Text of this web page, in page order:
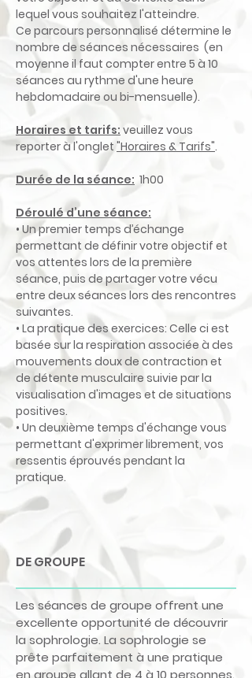
lequel vous souhaitez l'atteindre.
Ce parcours personnalisé détermine le
nombre de séances nécessaires (en
moyenne il faut compter entre 5 à 10
séances au rythme d'une heure
hebdomadaire ou bi-mensuelle).
Horaires et tarifs: veuillez vous
reporter à l'onglet "Horaires & Tarifs".
Durée de la séance: 1h00
Déroulé d’une séance:
• Un premier temps d’échange
permettant de définir votre objectif et
vos attentes lors de la première
séance, puis de partager votre vécu
entre deux séances lors des rencontres
suivantes.
• La pratique des exercices: Celle ci est
basée sur la respiration associée à des
mouvements doux de contraction et
de détente musculaire suivie par la
visualisation d'images et de situations
positives.
• Un deuxième temps d'échange vous
permettant d'exprimer librement, vos
ressentis éprouvés pendant la
pratique.
DE GROUPE
Les séances de groupe offrent une
excellente opportunité de découvrir
la sophrologie. La sophrologie se
prête parfaitement à une pratique
en groupe allant de 4 à 10 personnes.